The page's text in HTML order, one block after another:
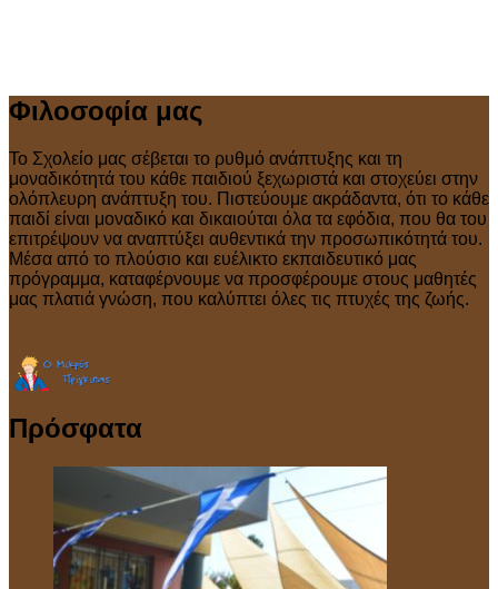
Φιλοσοφία μας
Το Σχολείο μας σέβεται το ρυθμό ανάπτυξης και τη
μοναδικότητά του κάθε παιδιού ξεχωριστά και στοχεύει στην
ολόπλευρη ανάπτυξη του. Πιστεύουμε ακράδαντα, ότι το κάθε
παιδί είναι μοναδικό και δικαιούται όλα τα εφόδια, που θα του
επιτρέψουν να αναπτύξει αυθεντικά την προσωπικότητά του.
Μέσα από το πλούσιο και ευέλικτο εκπαιδευτικό μας
πρόγραμμα, καταφέρνουμε να προσφέρουμε στους μαθητές
μας πλατιά γνώση, που καλύπτει όλες τις πτυχές της ζωής.
Πρόσφατα